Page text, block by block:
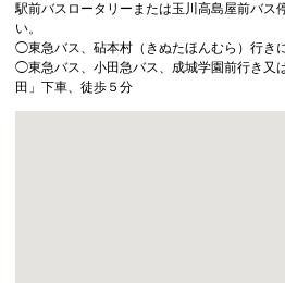
駅前バスロータリーまたは玉川高島屋前バス
い。
◯東急バス、砧本村（きぬたほんむら）行き
◯東急バス、小田急バス、成城学園前行き又
田」下車、徒歩５分